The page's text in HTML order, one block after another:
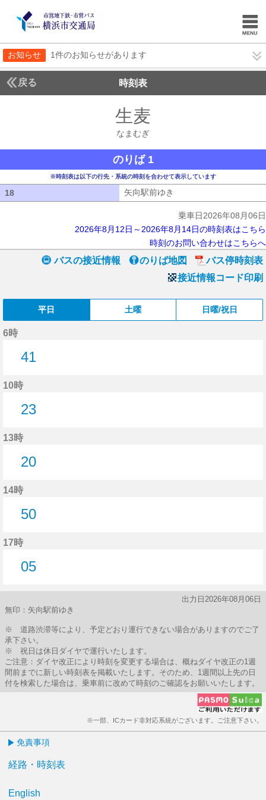
お知らせ 1件のお知らせがあります
戻る 時刻表
生麦
なまむぎ
のりば 1
※時刻表は以下の行先・系統の時刻を合わせて表示しています
18 矢向駅前ゆき
乗車日2026年08月06日
2026年8月12日～2026年8月14日の時刻表はこちら
時刻のお問い合わせはこちらへ
バスの接近情報 のりば地図
バス停時刻表
接近情報コード印刷
平日 土曜 日曜/祝日
6時
41
10時
23
13時
20
14時
50
17時
05
出力日2026年08月06日
無印：矢向駅前ゆき
※ 道路渋滞等により、予定どおり運行できない場合がありますのでご了
承下さい。
※ 祝日は休日ダイヤで運行いたします。
ご注意：ダイヤ改正により時刻を変更する場合は、概ねダイヤ改正の1週
間前までに新しい時刻表を掲載いたします。そのため、1週間以上先の日
付を検索した場合は、乗車前に改めて時刻のご確認をお願いいたします。
※一部、ICカード非対応系統がございます。ご注意下さい。
免責事項
経路・時刻表
English